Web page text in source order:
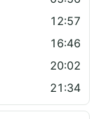
12:57
16:46
20:02
21:34